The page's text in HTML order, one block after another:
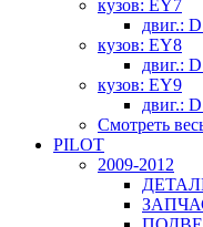
кузов: EY7
двиг.:
кузов: EY8
двиг.:
кузов: EY9
двиг.:
Смотреть
PILOT
2009-2012